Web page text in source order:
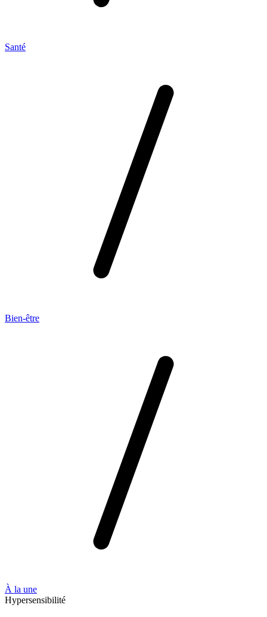
Santé
Bien-être
À la une
Hypersensibilité